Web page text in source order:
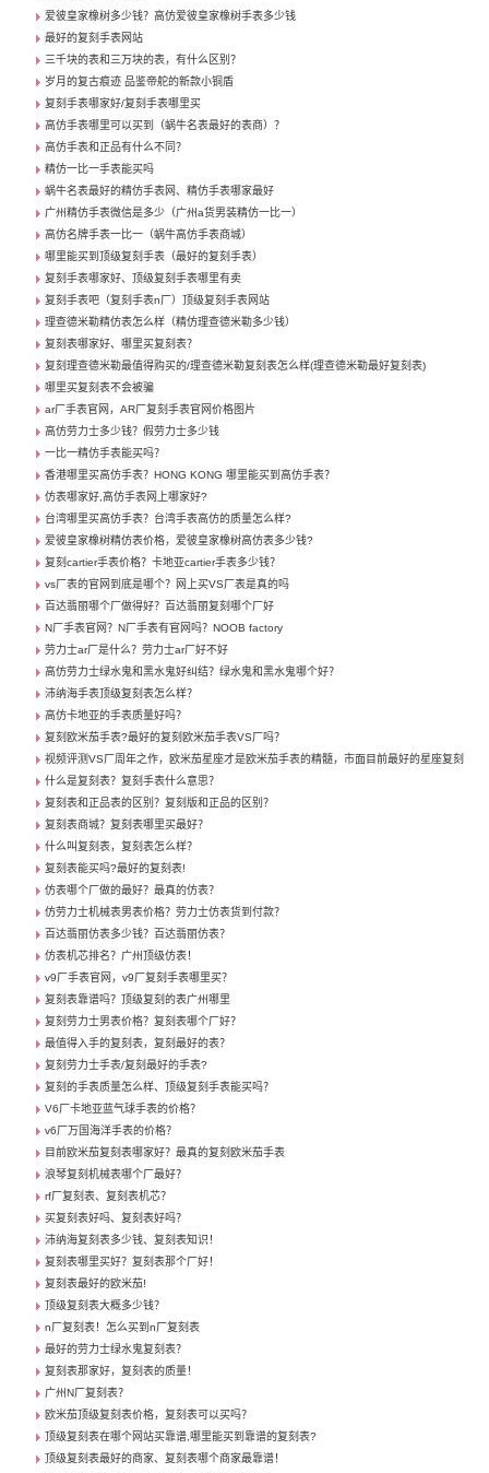
爱彼皇家橡树多少钱？高仿爱彼皇家橡树手表多少钱
最好的复刻手表网站
三千块的表和三万块的表，有什么区别？
岁月的复古痕迹 品鉴帝舵的新款小铜盾
复刻手表哪家好/复刻手表哪里买
高仿手表哪里可以买到（蜗牛名表最好的表商）？
高仿手表和正品有什么不同？
精仿一比一手表能买吗
蜗牛名表最好的精仿手表网、精仿手表哪家最好
广州精仿手表微信是多少（广州a货男装精仿一比一）
高仿名牌手表一比一（蜗牛高仿手表商城）
哪里能买到顶级复刻手表（最好的复刻手表）
复刻手表哪家好、顶级复刻手表哪里有卖
复刻手表吧（复刻手表n厂）顶级复刻手表网站
理查德米勒精仿表怎么样（精仿理查德米勒多少钱）
复刻表哪家好、哪里买复刻表？
复刻理查德米勒最值得购买的/理查德米勒复刻表怎么样(理查德米勒最好复刻表)
哪里买复刻表不会被骗
ar厂手表官网，AR厂复刻手表官网价格图片
高仿劳力士多少钱？假劳力士多少钱
一比一精仿手表能买吗？
香港哪里买高仿手表？HONG KONG 哪里能买到高仿手表？
仿表哪家好,高仿手表网上哪家好?
台湾哪里买高仿手表？台湾手表高仿的质量怎么样?
爱彼皇家橡树精仿表价格，爱彼皇家橡树高仿表多少钱?
复刻cartier手表价格？卡地亚cartier手表多少钱？
vs厂表的官网到底是哪个？网上买VS厂表是真的吗
百达翡丽哪个厂做得好？百达翡丽复刻哪个厂好
N厂手表官网？N厂手表有官网吗？NOOB factory
劳力士ar厂是什么？劳力士ar厂好不好
高仿劳力士绿水鬼和黑水鬼好纠结？绿水鬼和黑水鬼哪个好？
沛纳海手表顶级复刻表怎么样？
高仿卡地亚的手表质量好吗？
复刻欧米茄手表?最好的复刻欧米茄手表VS厂吗？
视频评测VS厂周年之作，欧米茄星座才是欧米茄手表的精髓，市面目前最好的星座复刻
什么是复刻表？复刻手表什么意思？
复刻表和正品表的区别？复刻版和正品的区别？
复刻表商城？复刻表哪里买最好？
什么叫复刻表，复刻表怎么样？
复刻表能买吗?最好的复刻表!
仿表哪个厂做的最好？最真的仿表？
仿劳力士机械表男表价格？劳力士仿表货到付款？
百达翡丽仿表多少钱？百达翡丽仿表？
仿表机芯排名？广州顶级仿表！
v9厂手表官网，v9厂复刻手表哪里买？
复刻表靠谱吗？顶级复刻的表广州哪里
复刻劳力士男表价格？复刻表哪个厂好？
最值得入手的复刻表，复刻最好的表？
复刻劳力士手表/复刻最好的手表?
复刻的手表质量怎么样、顶级复刻手表能买吗？
V6厂卡地亚蓝气球手表的价格？
v6厂万国海洋手表的价格？
目前欧米茄复刻表哪家好？最真的复刻欧米茄手表
浪琴复刻机械表哪个厂最好？
rf厂复刻表、复刻表机芯？
买复刻表好吗、复刻表好吗？
沛纳海复刻表多少钱、复刻表知识！
复刻表哪里买好？复刻表那个厂好！
复刻表最好的欧米茄!
顶级复刻表大概多少钱？
n厂复刻表！怎么买到n厂复刻表
最好的劳力士绿水鬼复刻表？
复刻表那家好，复刻表的质量！
广州N厂复刻表？
欧米茄顶级复刻表价格，复刻表可以买吗？
顶级复刻表在哪个网站买靠谱,哪里能买到靠谱的复刻表?
顶级复刻表最好的商家、复刻表哪个商家最靠谱！